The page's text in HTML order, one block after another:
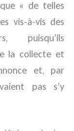
« de telles
vis-à-vis des
puisqu’ils
la collecte et
et, par
pas s’y